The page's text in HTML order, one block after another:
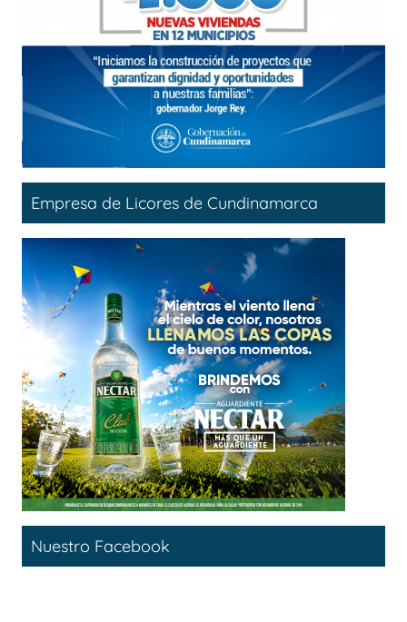
Empresa de Licores de Cundinamarca
Nuestro Facebook